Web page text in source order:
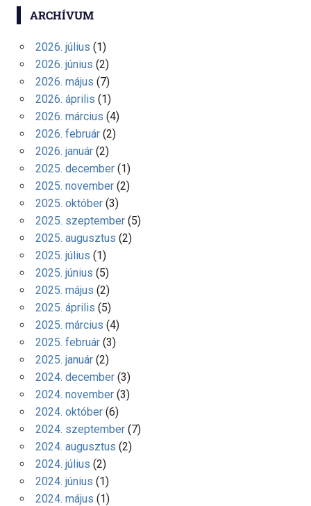
ARCHÍVUM
2026. július (1)
2026. június (2)
2026. május (7)
2026. április (1)
2026. március (4)
2026. február(2)
2026. január(2)
2025. december(1)
2025. november(2)
2025. október(3)
2025. szeptember(5)
2025. augusztus (2)
2025. július (1)
2025. június (5)
2025. május (2)
2025. április (5)
2025. március (4)
2025. február(3)
2025. január(2)
2024. december(3)
2024. november(3)
2024. október(6)
2024. szeptember(7)
2024. augusztus (2)
2024. július (2)
2024. június (1)
2024. május (1)